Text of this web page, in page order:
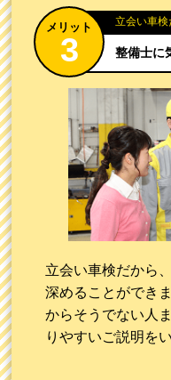
立会い車検
整備士に
立会い車検だから
深めることができ
からそうでない人
りやすいご説明を